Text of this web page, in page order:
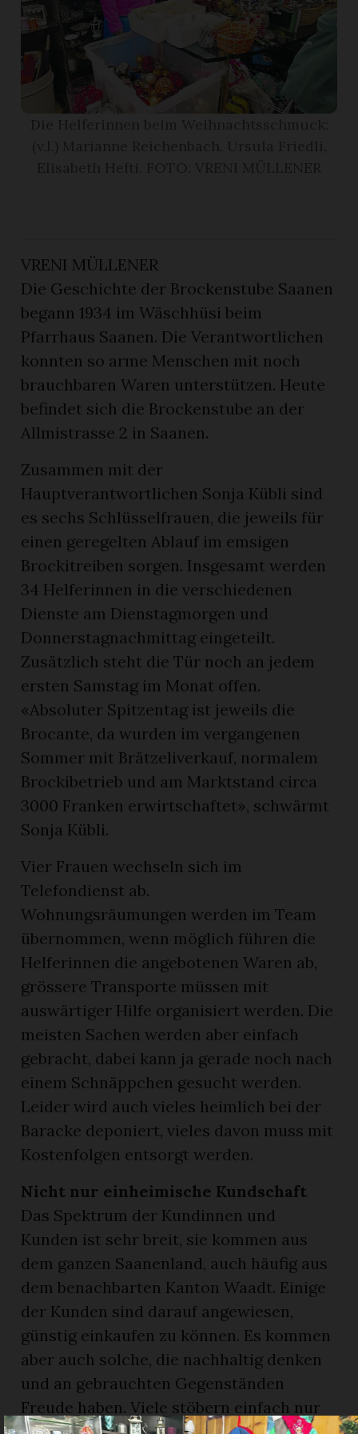
VRENI MÜLLENER
Die Geschichte der Brockenstube Saanen
begann 1934 im Wäschhüsi beim
Pfarrhaus Saanen. Die Verantwortlichen
konnten so arme Menschen mit noch
brauchbaren Waren unterstützen. Heute
befindet sich die Brockenstube an der
Allmistrasse 2 in Saanen.
Zusammen mit der
Hauptverantwortlichen Sonja Kübli sind
es sechs Schlüsselfrauen, die jeweils für
einen geregelten Ablauf im emsigen
Brockitreiben sorgen. Insgesamt werden
34 Helferinnen in die verschiedenen
Dienste am Dienstagmorgen und
Donnerstagnachmittag eingeteilt.
Zusätzlich steht die Tür noch an jedem
ersten Samstag im Monat offen.
«Absoluter Spitzentag ist jeweils die
Brocante, da wurden im vergangenen
Sommer mit Brätzeliverkauf, normalem
Brockibetrieb und am Marktstand circa
3000 Franken erwirtschaftet», schwärmt
Sonja Kübli.
Vier Frauen wechseln sich im
Telefondienst ab.
Wohnungsräumungen werden im Team
übernommen, wenn möglich führen die
Helferinnen die angebotenen Waren ab,
grössere Transporte müssen mit
auswärtiger Hilfe organisiert werden. Die
meisten Sachen werden aber einfach
gebracht, dabei kann ja gerade noch nach
einem Schnäppchen gesucht werden.
Leider wird auch vieles heimlich bei der
Baracke deponiert, vieles davon muss mit
Kostenfolgen entsorgt werden.
Nicht nur einheimische Kundschaft
Das Spektrum der Kundinnen und
Kunden ist sehr breit, sie kommen aus
dem ganzen Saanenland, auch häufig aus
dem benachbarten Kanton Waadt. Einige
der Kunden sind darauf angewiesen,
günstig einkaufen zu können. Es kommen
aber auch solche, die nachhaltig denken
und an gebrauchten Gegenständen
Freude haben. Viele stöbern einfach nur